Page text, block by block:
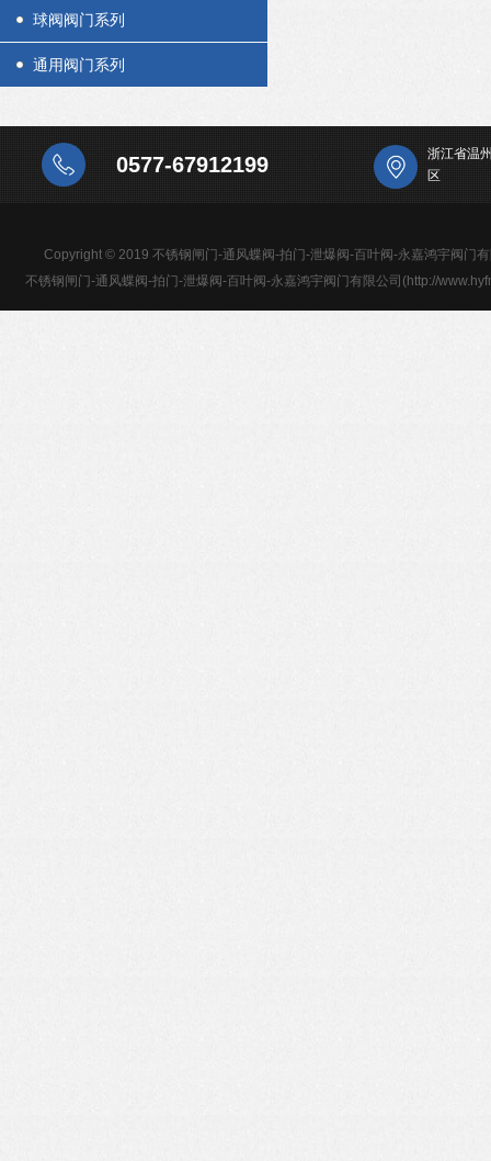
球阀阀门系列
通用阀门系列
0577-67912199
浙江省温
区
Copyright © 2019 不锈钢闸门-通风蝶阀-拍门-泄爆阀-百叶阀-永嘉鸿宇阀门
不锈钢闸门-通风蝶阀-拍门-泄爆阀-百叶阀-永嘉鸿宇阀门有限公司(http://